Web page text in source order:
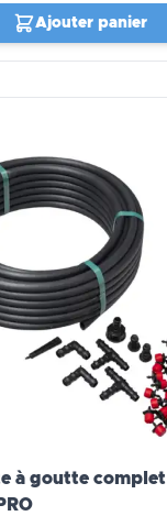
Ajouter panier
à goutte complet